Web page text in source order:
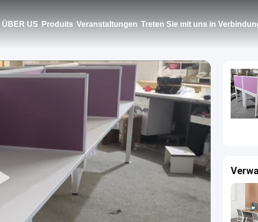
ÜBER US Produits Veranstaltungen Treten Sie mit uns in